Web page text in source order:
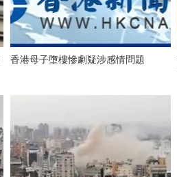
香港母子墮樓慘劇疑涉感情問題